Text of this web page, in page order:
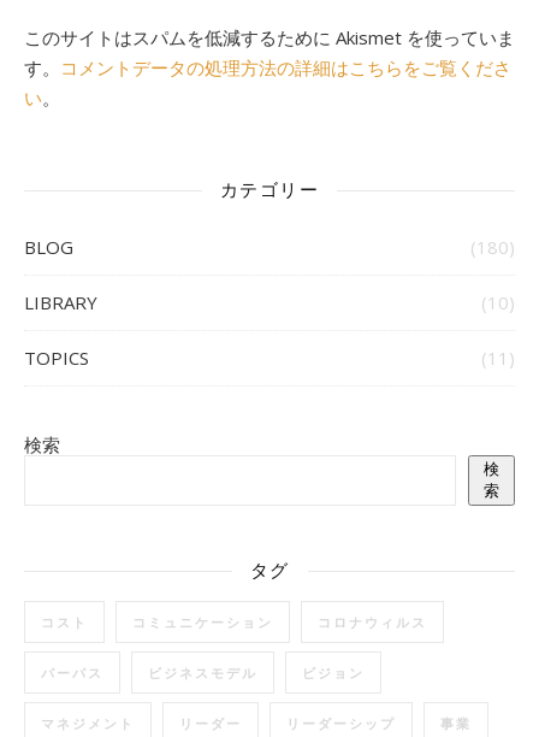
このサイトはスパムを低減するために Akismet を使っていま
す。 コメントデータの処理方法の詳細はこちらをご覧くださ
い。
カテゴリー
BLOG (180)
LIBRARY (10)
TOPICS (11)
検索
検
索
タグ
コスト コミュニケーション コロナウィルス
パーパス ビジネスモデル ビジョン
マネジメント リーダー リーダーシップ 事業